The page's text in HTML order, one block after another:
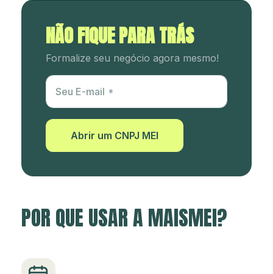
NÃO FIQUE PARA TRÁS
Formalize seu negócio agora mesmo!
Utm Content
Seu E-mail
Abrir um CNPJ MEI
POR QUE USAR A MAISMEI?